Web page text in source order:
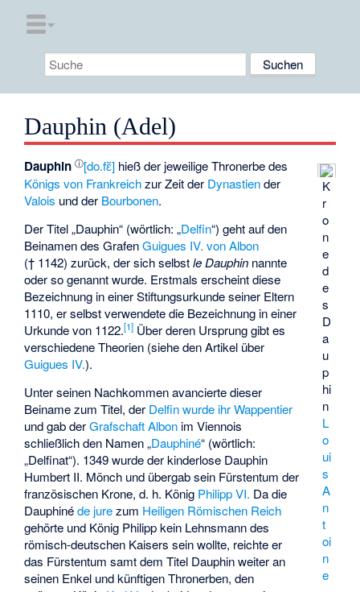
Dauphin (Adel)
K
r
o
n
e
d
e
s
D
a
u
p
hi
n
L
o
ui
s
A
n
t
oi
n
e
Dauphin ⓘ[do.fɛ̃] hieß der jeweilige Thronerbe des
Königs von Frankreichzur Zeit der Dynastiender
Valois und der Bourbonen.
Der Titel „Dauphin“ (wörtlich: „Delfin“) geht auf den
Beinamen des GrafenGuigues IV. von Albon
(† 1142) zurück, der sich selbstle Dauphin nannte
oder so genannt wurde. Erstmals erscheint diese
Bezeichnung in einer Stiftungsurkunde seiner Eltern
1110, er selbst verwendete die Bezeichnung in einer
Urkunde von 1122.[1] Über deren Ursprung gibt es
verschiedene Theorien (siehe den Artikel über
Guigues IV.).
Unter seinen Nachkommen avancierte dieser
Beiname zum Titel, der Delfin wurde ihr Wappentier
und gab derGrafschaft Albon im Viennois
schließlich den Namen „Dauphiné“ (wörtlich:
„Delfinat“). 1349 wurde der kinderlose Dauphin
Humbert II. Mönch und übergab sein Fürstentum der
französischen Krone, d. h. König Philipp VI. Da die
Dauphinéde jurezum Heiligen Römischen Reich
gehörte und König Philipp kein Lehnsmann des
römisch-deutschen Kaisers sein wollte, reichte er
das Fürstentum samt dem Titel Dauphin weiter an
seinen Enkel und künftigen Thronerben, den